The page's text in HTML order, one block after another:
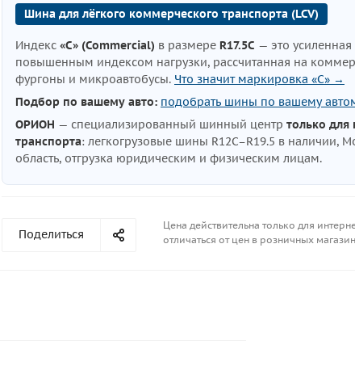
Шина для лёгкого коммерческого транспорта (LCV)
Индекс «C» (Commercial) в размере R17.5C — это
повышенным индексом нагрузки, рассчитанная на
фургоны и микроавтобусы. Что значит маркировка «C» →
Подбор по вашему авто: подобрать шины по вашему
ОРИОН — специализированный шинный центр только для
транспорта: легкогрузовые шины R12C–R19.5 в наличии,
область, отгрузка юридическим и физическим лицам.
Поделиться
Цена действительна только для
отличаться от цен в розничных